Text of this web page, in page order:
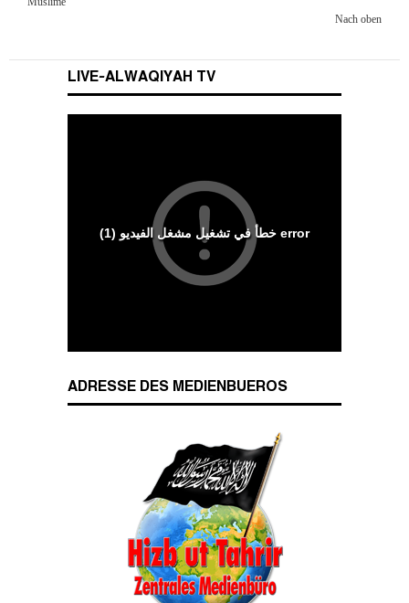
Nach oben
LIVE-ALWAQIYAH TV
ADRESSE DES MEDIENBUEROS
Das Kalifat